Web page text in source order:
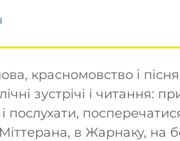
красномовство і
зустрічі і читання:
в Жарнаку, на